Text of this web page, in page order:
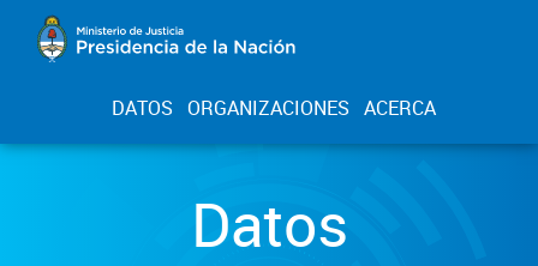
DATOS ORGANIZACIONES ACERCA
Datos